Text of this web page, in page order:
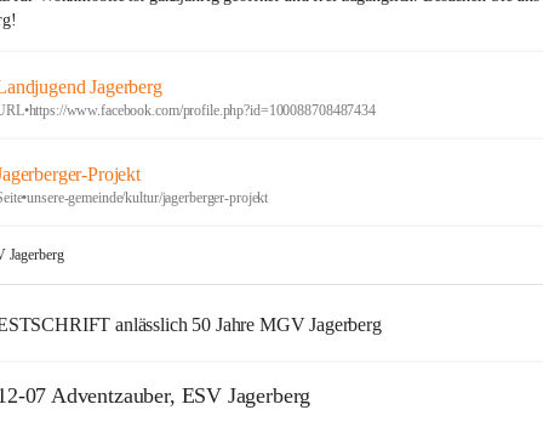
Jagerberg
•https://www.facebook.com/profile.php?id=100088708487434
Projekt
•unsere-gemeinde/kultur/jagerberger-projekt
Jagerberg
anlässlich 50 Jahre MGV Jagerberg
07 Adventzauber, ESV Jagerberg